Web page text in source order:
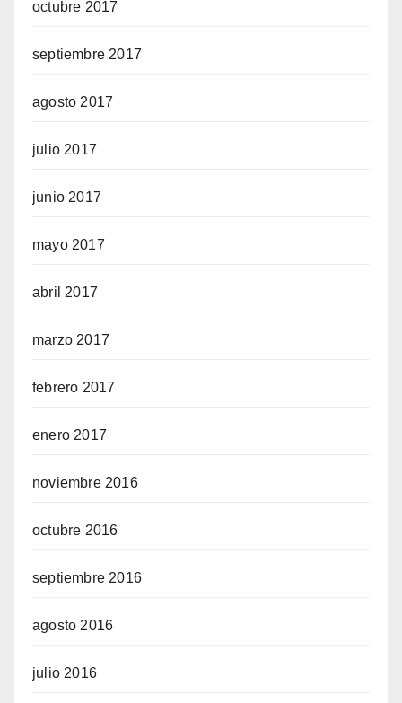
octubre 2017
septiembre 2017
agosto 2017
julio 2017
junio 2017
mayo 2017
abril 2017
marzo 2017
febrero 2017
enero 2017
noviembre 2016
octubre 2016
septiembre 2016
agosto 2016
julio 2016